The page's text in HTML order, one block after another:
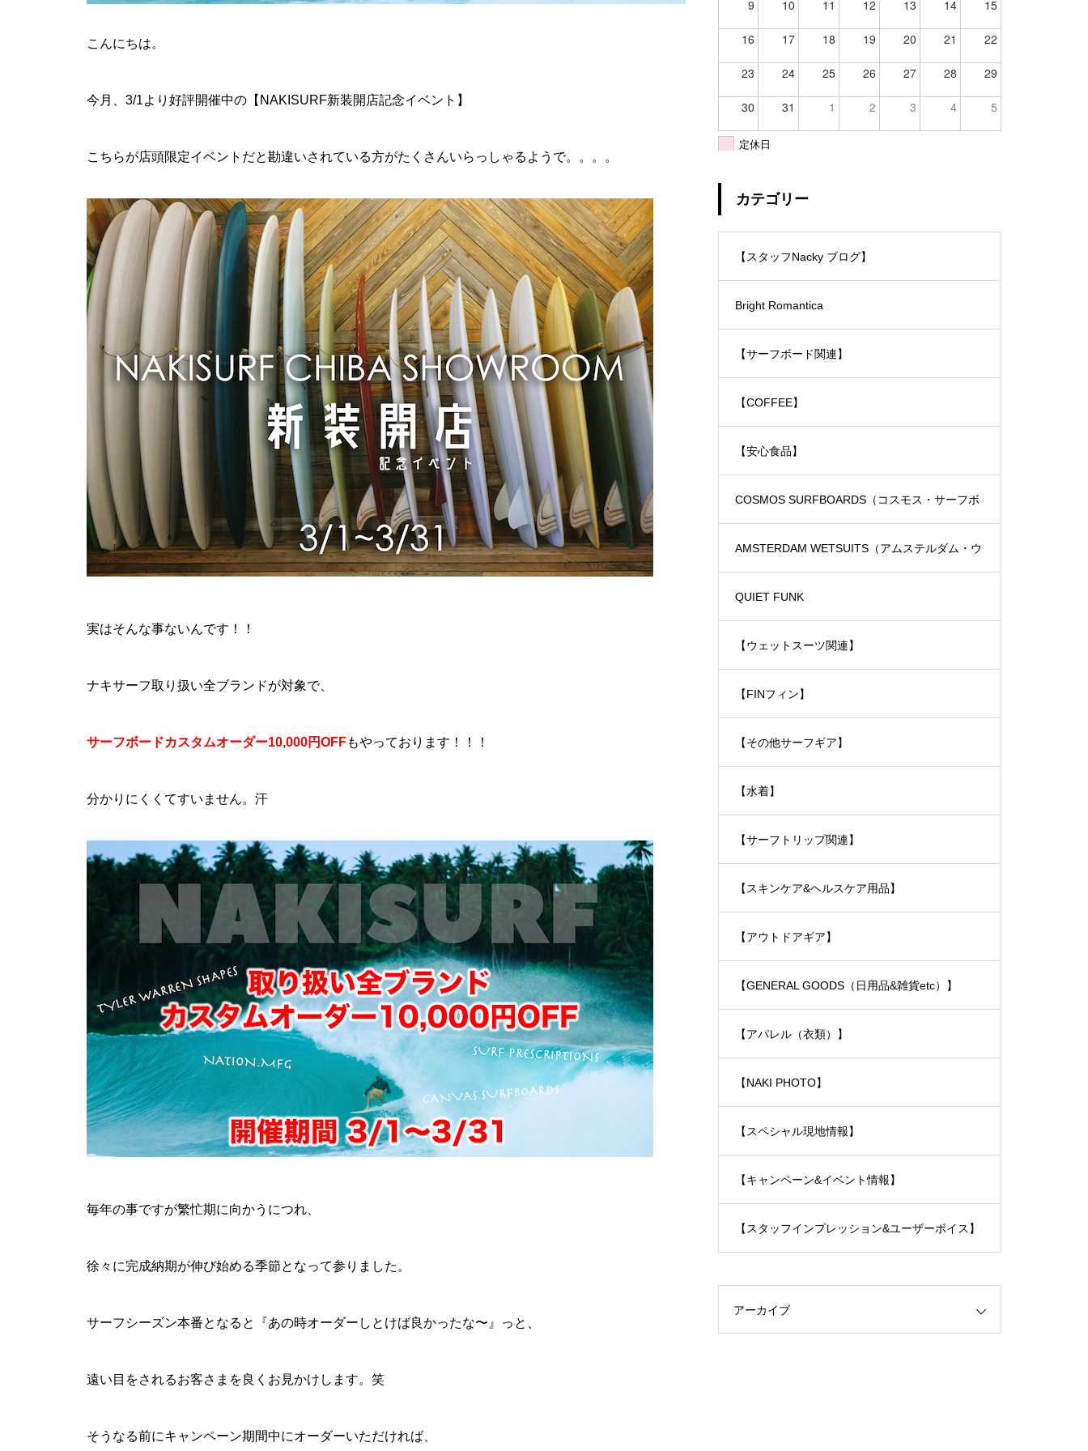
こんにちは。
今月、3/1より好評開催中の 【NAKISURF新装開店記念イベント】
こちらが店頭限定イベントだと勘違いされている方がたくさんいらっしゃるようで。。。。
実はそんな事ないんです！！
ナキサーフ取り扱い全ブランドが対象で、
サーフボードカスタムオーダー10,000円OFFもやっております！！！
分かりにくくてすいません。汗
毎年の事ですが繁忙期に向かうにつれ、
徐々に完成納期が伸び始める季節となって参りました。
サーフシーズン本番となると『あの時オーダーしとけば良かったな〜』っと、
遠い目をされるお客さまを良くお見かけします。笑
そうなる前にキャンペーン期間中にオーダーいただければ、
9 10 11 12 13 14 15
16 17 18 19 20 21 22
23 24 25 26 27 28 29
30 31 1 2 3 4 5
定休日
カテゴリー
【スタッフNacky ブログ】
Bright Romantica
【サーフボード関連】
【COFFEE】
【安心食品】
COSMOS SURFBOARDS（コスモス・サーフボ
ード）
AMSTERDAM WETSUITS（アムステルダム・ウ
ェットスーツ）
QUIET FUNK
【ウェットスーツ関連】
【FINフィン】
【その他サーフギア】
【水着】
【サーフトリップ関連】
【スキンケア&ヘルスケア用品】
【アウトドアギア】
【GENERAL GOODS（日用品&雑貨etc）】
【アパレル（衣類）】
【NAKI PHOTO】
【スペシャル現地情報】
【キャンペーン&イベント情報】
【スタッフインプレッション&ユーザーボイス】
アーカイブ